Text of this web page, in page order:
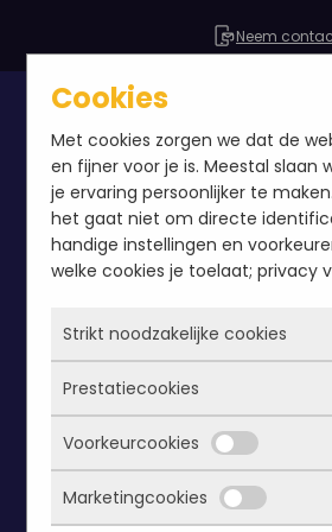
Neem
Cookies
Met cookies zorgen we dat de
en fijner voor je is. Meestal slaan
je ervaring persoonlijker te
het gaat niet om directe
handige instellingen en
welke cookies je toelaat; privacy
Strikt noodzakelijke cookies
Deze cookies zorgen ervoor
überhaupt werkt. Ze zijn dus
kunnen niet worden uitgezet.
ze alleen geplaatst als jij iets
inloggen, een formulier invullen
Prestatiecookies
Met deze cookies zien we hoe
bezocht wordt, waar
komen en welke pagina’s
Voorkeurcookies
Deze cookies onthouden jouw
Marketingcookies